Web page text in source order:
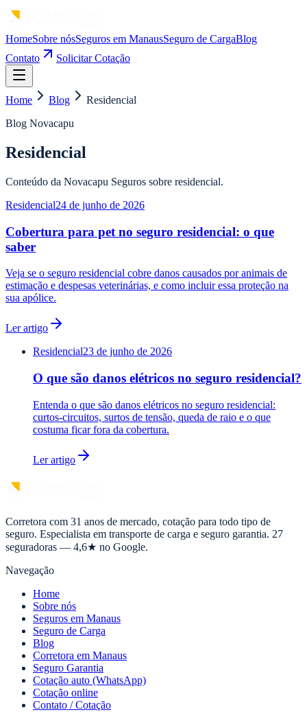
HomeSobre nósSeguros em ManausSeguro de CargaBlog
Contato
Solicitar Cotação
Home Blog
Residencial
Blog Novacapu
Residencial
Conteúdo da Novacapu Seguros sobre residencial.
Residencial24 de junho de 2026
Cobertura para pet no seguro residencial: o que
saber
Veja se o seguro residencial cobre danos causados por animais de
estimação e despesas veterinárias, e como incluir essa proteção na
sua apólice.
Ler artigo
Residencial23 de junho de 2026
O que são danos elétricos no seguro residencial?
Entenda o que são danos elétricos no seguro residencial:
curtos-circuitos, surtos de tensão, queda de raio e o que
costuma ficar fora da cobertura.
Ler artigo
Corretora com 31 anos de mercado, cotação para todo tipo de
seguro. Especialista em transporte de carga e seguro garantia. 27
seguradoras — 4,6★ no Google.
Navegação
Home
Sobre nós
Seguros em Manaus
Seguro de Carga
Blog
Corretora em Manaus
Seguro Garantia
Cotação auto (WhatsApp)
Cotação online
Contato / Cotação